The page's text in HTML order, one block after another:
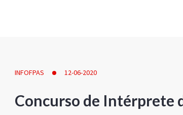
INFOFPAS 12-06-2020
Concurso de Intérprete